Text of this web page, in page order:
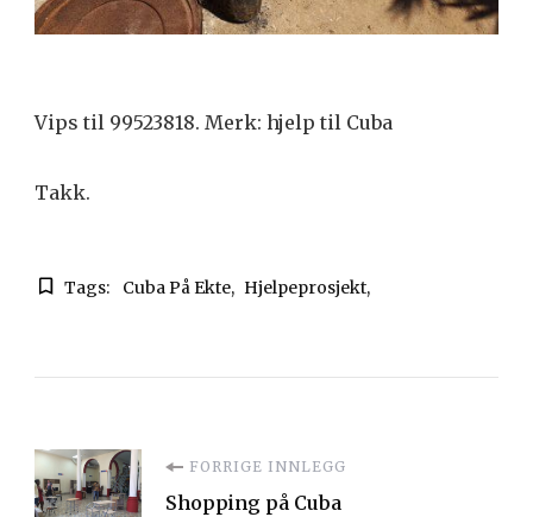
Vips til 99523818. Merk: hjelp til Cuba
Takk.
Tags: Cuba På Ekte Hjelpeprosjekt
Innleggsnavigering
FORRIGE INNLEGG
Shopping på Cuba